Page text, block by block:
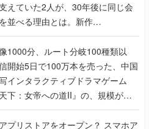
えていた2人が、30年後に同じ会
並べる理由とは。新作
EXTREME』で初タッグを組
ェンド2人に訊く開発秘話
1000分、ルート分岐100種類以
開始5日で100万本を売った、中国
インタラクティブドラマゲーム
天下：女帝への道II』の、規模が違
りをプロデューサーに聞いた
リストアをオープン？ スマホア